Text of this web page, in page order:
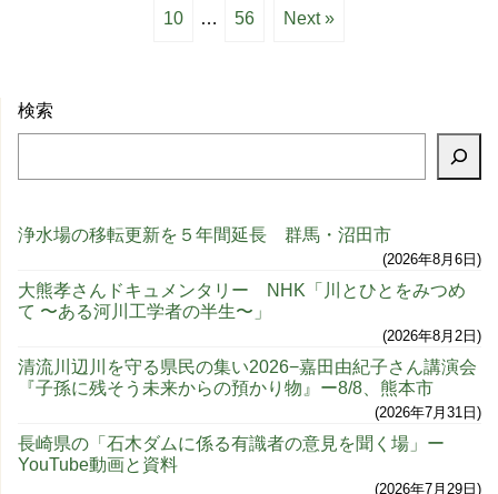
10 … 56 Next »
検索
浄水場の移転更新を５年間延長 群馬・沼田市
2026年8月6日
大熊孝さんドキュメンタリー NHK「川とひとをみつめ
て 〜ある河川工学者の半生〜」
2026年8月2日
清流川辺川を守る県民の集い2026−嘉田由紀子さん講演会
『子孫に残そう未来からの預かり物』ー8/8、熊本市
2026年7月31日
長崎県の「石木ダムに係る有識者の意見を聞く場」ー
YouTube動画と資料
2026年7月29日